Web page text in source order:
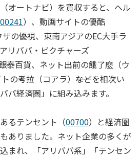
オートナビ）を買収すると、ヘル
00241）、動画サイトの優酷
ザの優視、東南アジアのEC大手ラ
リババ・ピクチャーズ
泰百貨、ネット出前の餓了麼（ウ
の考拉（コアラ）――などを相次い
バ経済圏」に組み込みます。
るテンセント（00700）と経済圏
ありました。ネット企業の多くが
まれ、「アリババ系」「テンセン